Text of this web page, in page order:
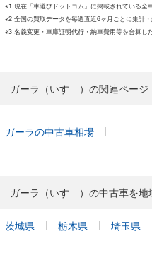
※1 現在「車選びドットコム」に掲載されている全
※2 全国の買取データを毎週直近6ヶ月ごとに集計・
※3 名義変更・車庫証明代行・納車費用等を合算し
ガーラ（いすゞ）の関連ページ
ガーラの中古車相場
ガーラ（いすゞ）の中古車を地
茨城県 栃木県 埼玉県